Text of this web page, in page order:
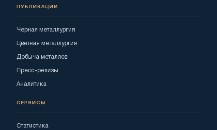
ПУБЛИКАЦИИ
Черная металлургия
Цветная металлургия
Добыча металлов
Пресс-релизы
Аналитика
СЕРВИСЫ
Статистика